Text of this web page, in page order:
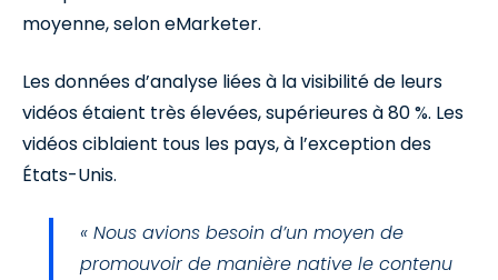
moyenne, selon eMarketer.
Les données d’analyse liées à la visibilité de leurs
vidéos étaient très élevées, supérieures à 80 %. Les
vidéos ciblaient tous les pays, à l’exception des
États-Unis.
« Nous avions besoin d’un moyen de
promouvoir de manière native le contenu